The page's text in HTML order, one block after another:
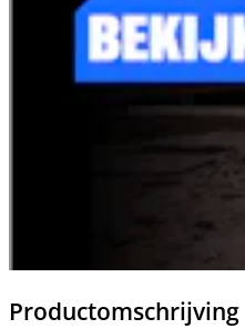
Productomschrijving